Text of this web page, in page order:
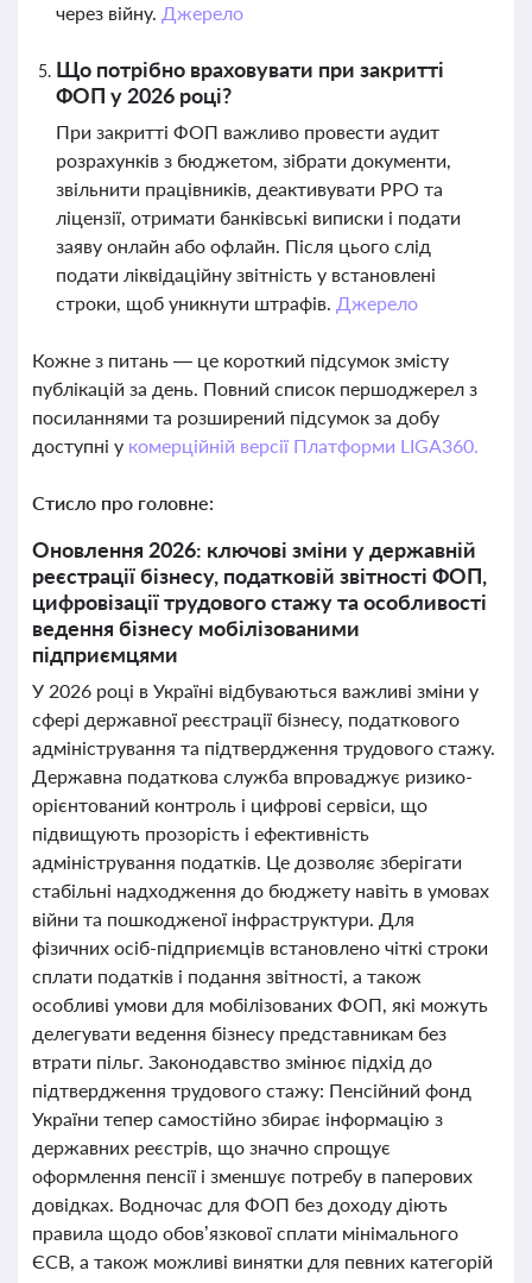
через війну. Джерело
Що потрібно враховувати при закритті
ФОП у 2026 році?
При закритті ФОП важливо провести аудит
розрахунків з бюджетом, зібрати документи,
звільнити працівників, деактивувати РРО та
ліцензії, отримати банківські виписки і подати
заяву онлайн або офлайн. Після цього слід
подати ліквідаційну звітність у встановлені
строки, щоб уникнути штрафів. Джерело
Кожне з питань — це короткий підсумок змісту
публікацій за день. Повний список першоджерел з
посиланнями та розширений підсумок за добу
доступні у комерційній версії Платформи LIGA360.
Стисло про головне:
Оновлення 2026: ключові зміни у державній
реєстрації бізнесу, податковій звітності ФОП,
цифровізації трудового стажу та особливості
ведення бізнесу мобілізованими
підприємцями
У 2026 році в Україні відбуваються важливі зміни у
сфері державної реєстрації бізнесу, податкового
адміністрування та підтвердження трудового стажу.
Державна податкова служба впроваджує ризико-
орієнтований контроль і цифрові сервіси, що
підвищують прозорість і ефективність
адміністрування податків. Це дозволяє зберігати
стабільні надходження до бюджету навіть в умовах
війни та пошкодженої інфраструктури. Для
фізичних осіб-підприємців встановлено чіткі строки
сплати податків і подання звітності, а також
особливі умови для мобілізованих ФОП, які можуть
делегувати ведення бізнесу представникам без
втрати пільг. Законодавство змінює підхід до
підтвердження трудового стажу: Пенсійний фонд
України тепер самостійно збирає інформацію з
державних реєстрів, що значно спрощує
оформлення пенсії і зменшує потребу в паперових
довідках. Водночас для ФОП без доходу діють
правила щодо обов’язкової сплати мінімального
ЄСВ, а також можливі винятки для певних категорій